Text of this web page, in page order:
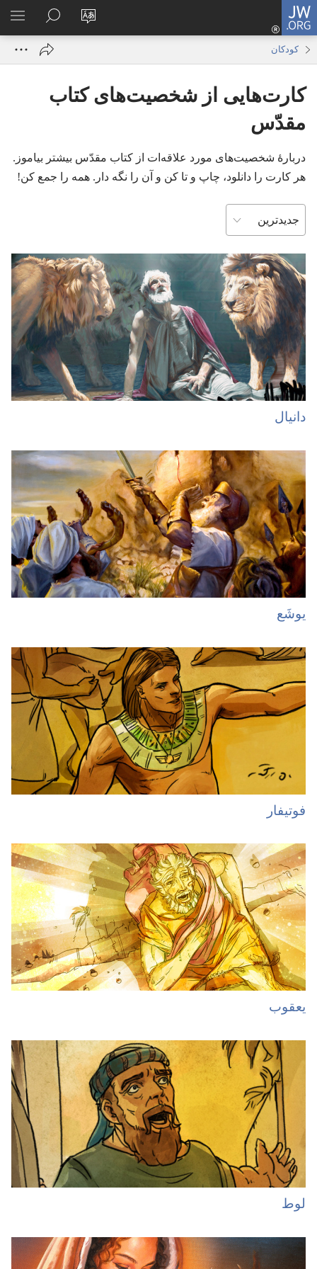
JW.ORG
زبان
را
تغییر
دهید
ورود
باز
می‌شود)
JW.ORG
جستجو
کودکان
کارت‌هایی از شخصیت‌های کتاب
مقدّس
دربارهٔ شخصیت‌های مورد علاقه‌ات از کتاب مقدّس بیشتر بیاموز.‏
هر کارت را دانلود،‏ چاپ و تا کن و آن را نگه دار.‏ همه را جمع کن!‏
به
ترتیب
...
دانیال
یوشَع
فوتیفار
یعقوب
لوط